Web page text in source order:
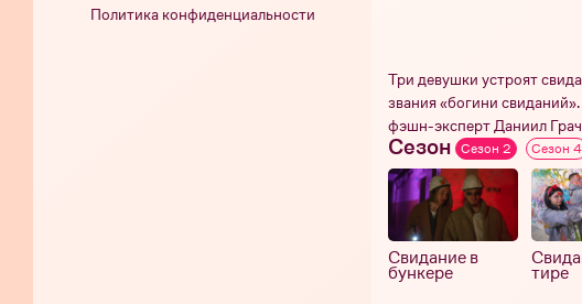
Политика конфиденциальности
Три девушки устроят
звания «богини
фэшн-эксперт Даниил
Сезон Сезон 2 Сезон 4
Свидание в
бункере тире